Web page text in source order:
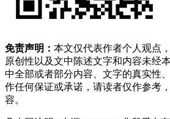
免责声明： 本文仅代表作者个人观点
原创性以及文中陈述文字和内容未经
中全部或者部分内容、文字的真实性
作任何保证或承诺，请读者仅作参考
容。